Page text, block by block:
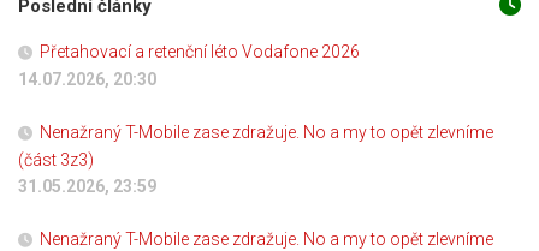
Poslední články
Přetahovací a retenční léto Vodafone 2026
14.07.2026, 20:30
Nenažraný T-Mobile zase zdražuje. No a my to opět zlevníme
(část 3z3)
31.05.2026, 23:59
Nenažraný T-Mobile zase zdražuje. No a my to opět zlevníme